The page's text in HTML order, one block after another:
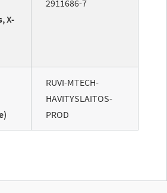
X-
2911686-7
RUVI-MTECH-
HAVITYSLAITOS-
PROD